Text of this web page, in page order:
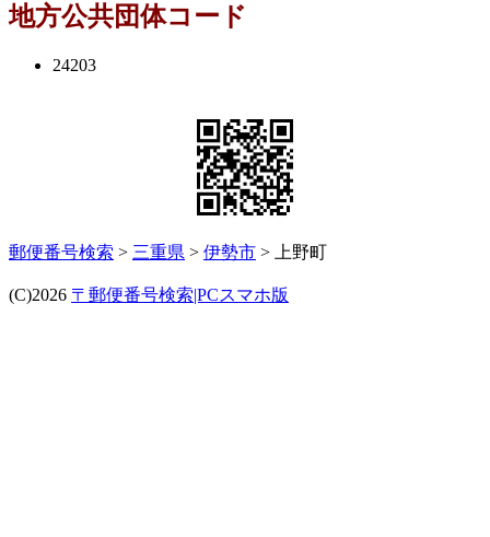
地方公共団体コード
24203
郵便番号検索 > 三重県 > 伊勢市 > 上野町
(C)2026 〒郵便番号検索|PCスマホ版